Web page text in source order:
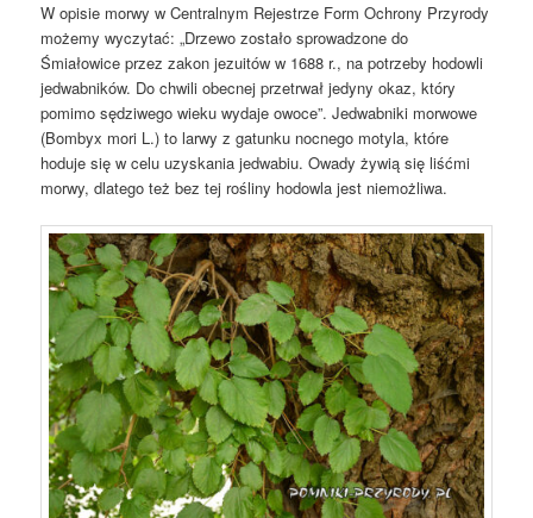
W opisie morwy w Centralnym Rejestrze Form Ochrony Przyrody
możemy wyczytać: „Drzewo zostało sprowadzone do
Śmiałowice przez zakon jezuitów w 1688 r., na potrzeby hodowli
jedwabników. Do chwili obecnej przetrwał jedyny okaz, który
pomimo sędziwego wieku wydaje owoce”. Jedwabniki morwowe
(Bombyx mori L.) to larwy z gatunku nocnego motyla, które
hoduje się w celu uzyskania jedwabiu. Owady żywią się liśćmi
morwy, dlatego też bez tej rośliny hodowla jest niemożliwa.